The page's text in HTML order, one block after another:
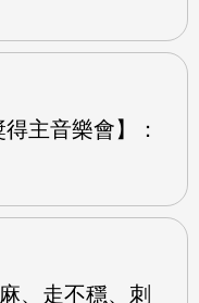
主音樂會】：
、走不穩、刺